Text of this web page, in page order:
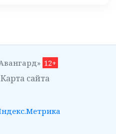
12+
Карта сайта